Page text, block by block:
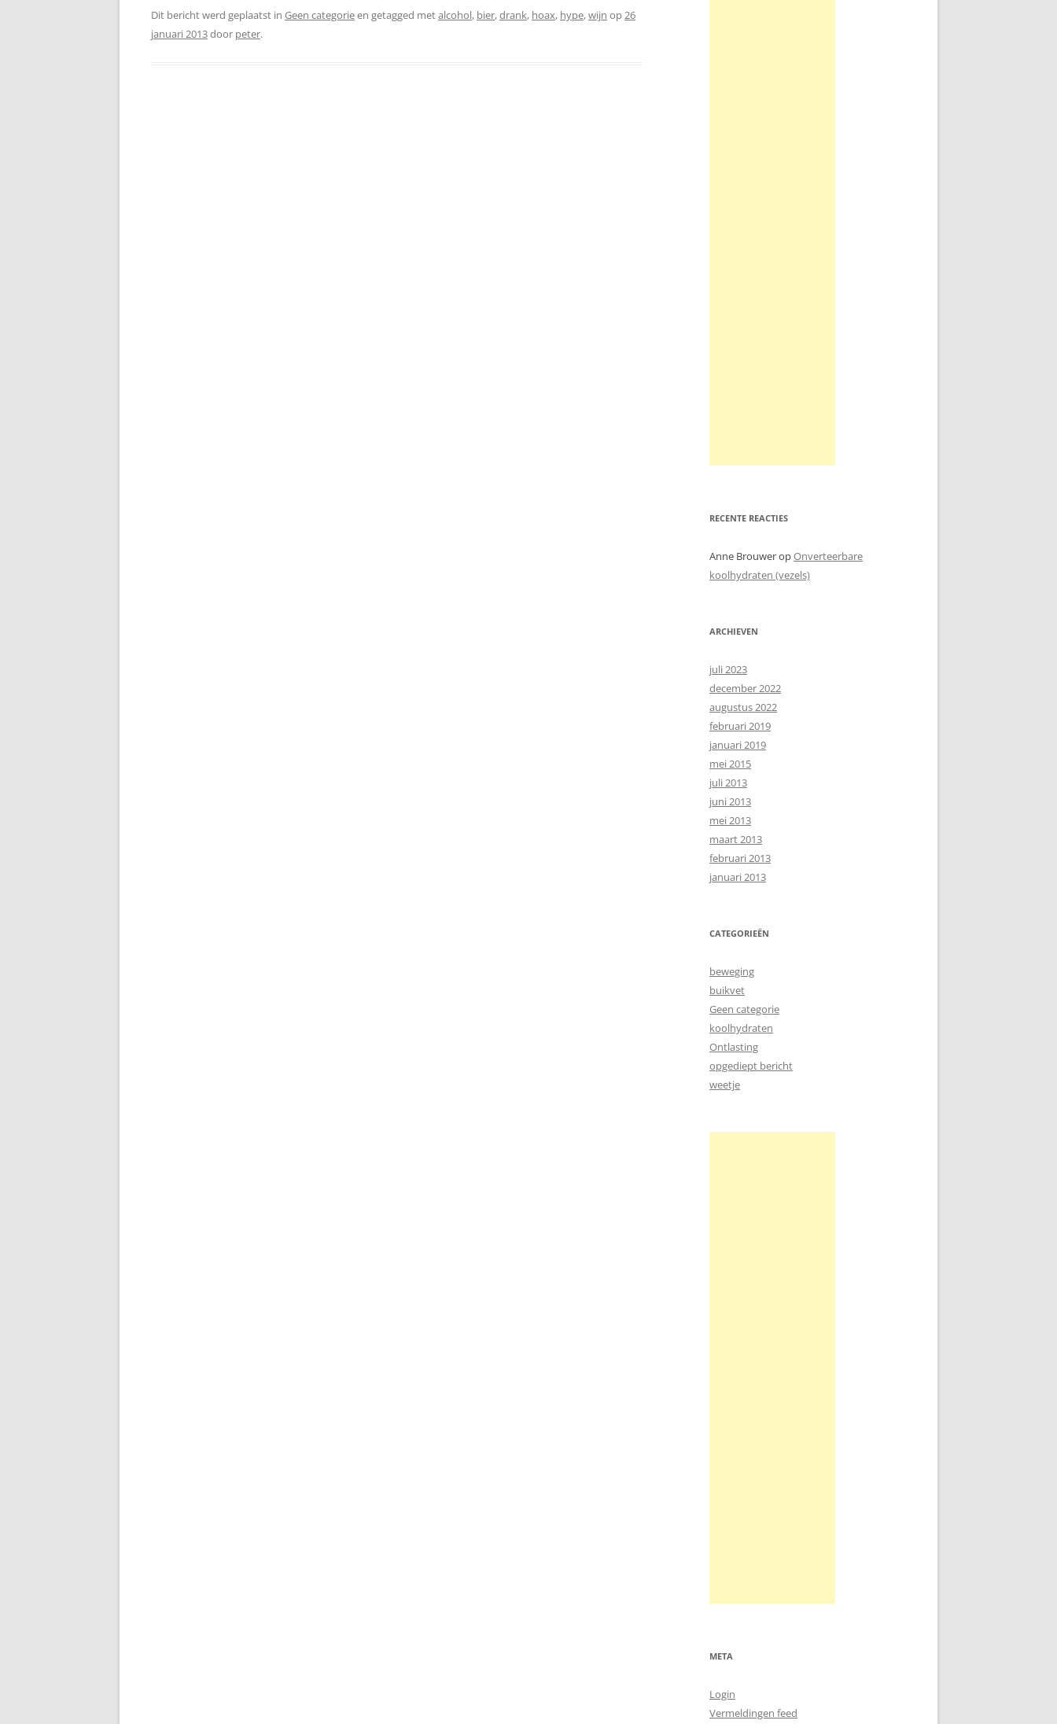
Dit bericht werd geplaatst in Geen categorieen getagged metalcohol, bier,drank, hoax, hype,wijn op26
januari 2013door peter.
RECENTE REACTIES
Anne BrouweropOnverteerbare
koolhydraten (vezels)
ARCHIEVEN
juli 2023
december 2022
augustus 2022
februari 2019
januari 2019
mei 2015
juli 2013
juni 2013
mei 2013
maart 2013
februari 2013
januari 2013
CATEGORIEËN
beweging
buikvet
Geen categorie
koolhydraten
Ontlasting
opgediept bericht
weetje
META
Login
Vermeldingen feed